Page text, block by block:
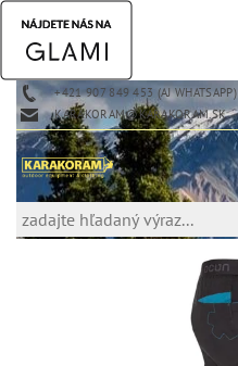
+421 907 849 453 (AJ WHATSAPP)
KARAKORAM@KARAKORAM.SK